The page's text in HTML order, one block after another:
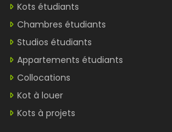
Kots étudiants
Chambres étudiants
Studios étudiants
Appartements étudiants
Collocations
Kot à louer
Kots à projets